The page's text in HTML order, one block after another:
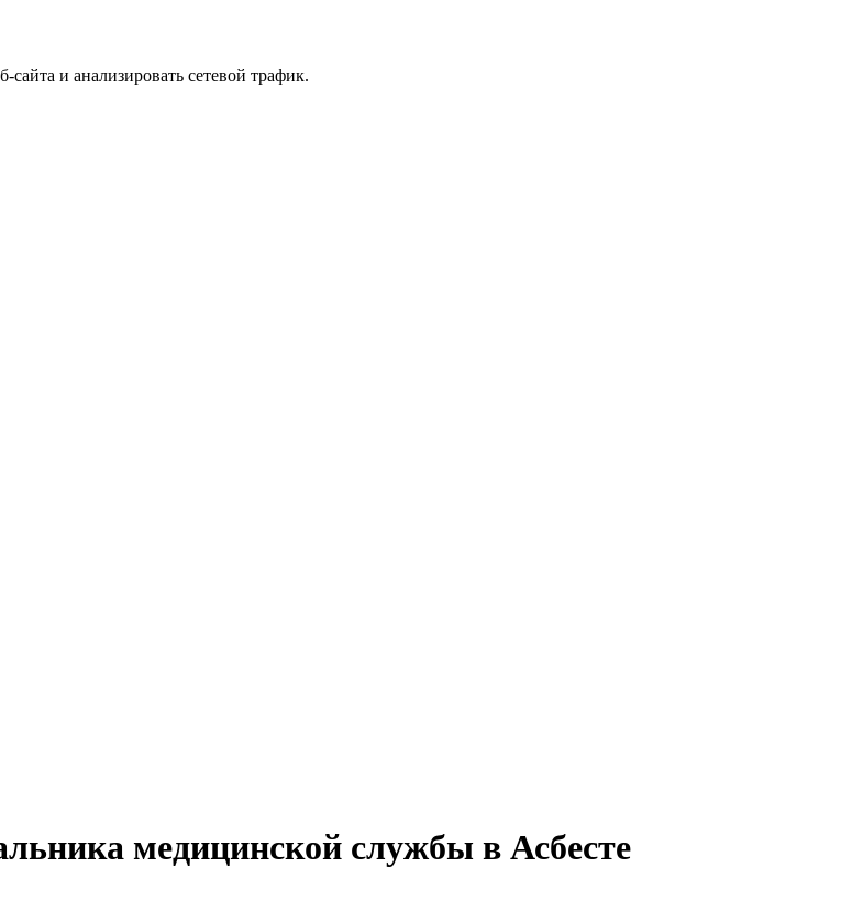
и анализировать сетевой трафик.
медицинской службы в Асбесте